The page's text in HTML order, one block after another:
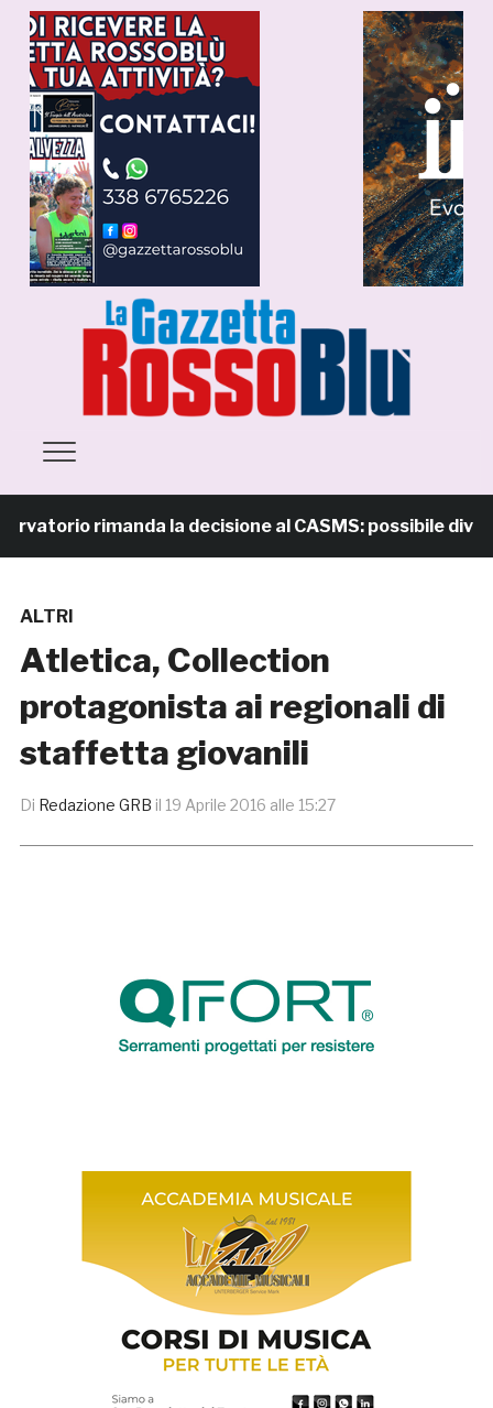
rimanda la decisione al CASMS: possibile divieto
ALTRI
Atletica, Collection
protagonista ai regionali di
staffetta giovanili
Di Redazione GRB il 19 Aprile 2016 alle 15:27